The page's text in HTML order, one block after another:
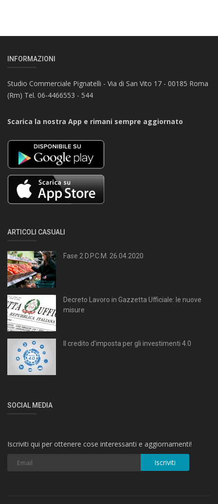
INFORMAZIONI
Studio Commerciale Pignatelli - Via di San Vito 17 - 00185 Roma
(Rm) Tel. 06-4466553 - 544
Scarica la nostra App e rimani sempre aggiornato
ARTICOLI CASUALI
Fase 2 D.P.C.M. 26.04.2020
Decreto Lavoro in Gazzetta Ufficiale: le nuove
misure
Il credito d’imposta per gli investimenti 4.0
SOCIAL MEDIA
Iscriviti qui per ottenere cose interessanti e aggiornamenti!
Iscriviti